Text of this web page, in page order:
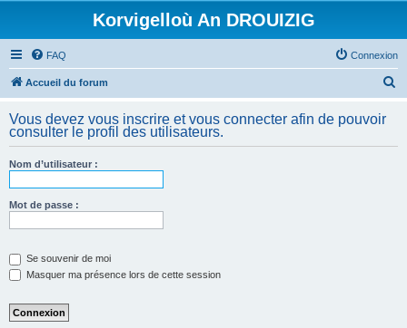
Korvigelloù An DROUIZIG
FAQ Connexion
Accueil du forum
h
Vous devez vous inscrire et vous connecter afin de pouvoir
consulter le profil des utilisateurs.
Nom d’utilisateur :
Mot de passe :
Se souvenir de moi
Masquer ma présence lors de cette session